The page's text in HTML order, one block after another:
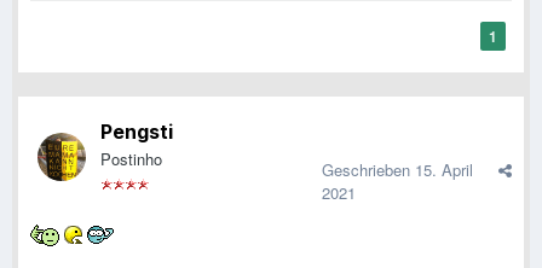
1
Pengsti
Postinho Geschrieben 15. April
2021